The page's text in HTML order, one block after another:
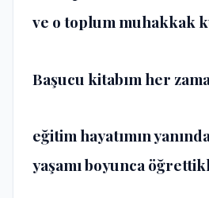
ve o toplum muhakkak
Başucu kitabım her
eğitim hayatımın
yaşamı boyunca